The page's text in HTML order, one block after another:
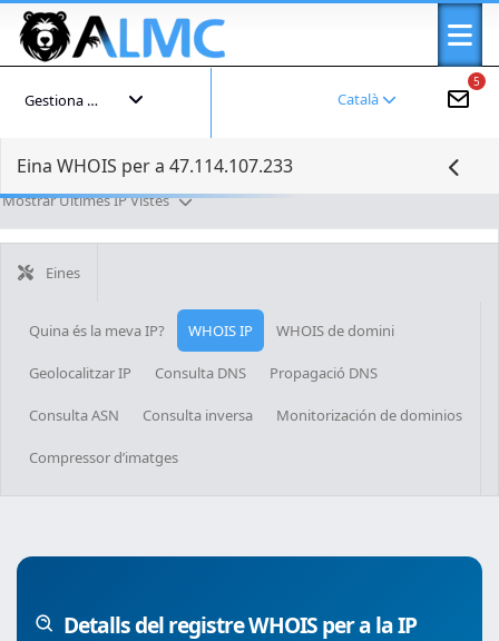
5
Català
Gestiona el teu compte
Eina WHOIS per a 47.114.107.233
Mostrar Últimes IP Vistes
Eines
Quina és la meva IP? WHOIS IP WHOIS de domini
Geolocalitzar IP Consulta DNS Propagació DNS
Consulta ASN Consulta inversa Monitorización de dominios
Compressor d’imatges
Detalls del registre WHOIS per a la IP